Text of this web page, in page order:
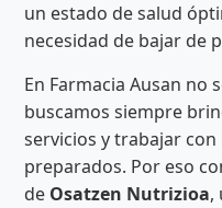
un estado de salud
necesidad de bajar de
En Farmacia Ausan
buscamos siempre
servicios y trabajar
preparados. Por eso
de Osatzen Nutrizioa,